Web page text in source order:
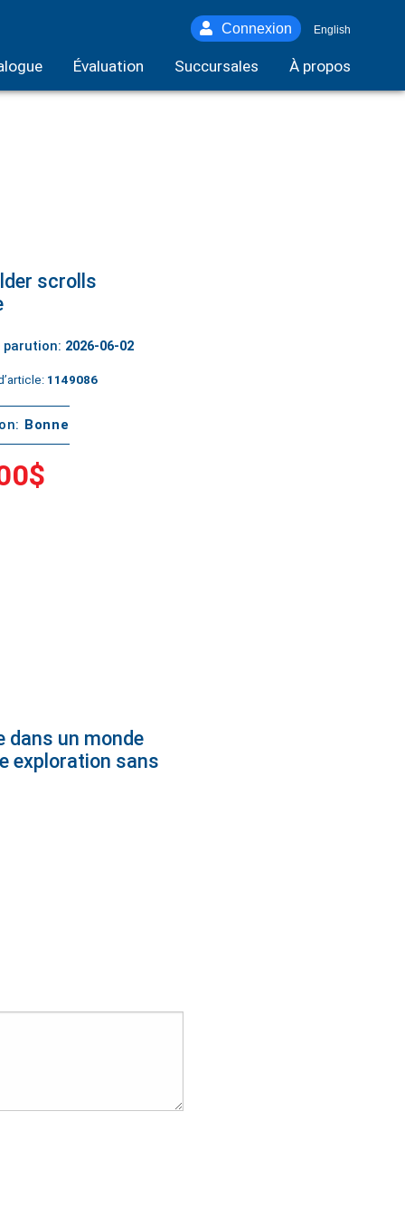
Connexion English
Évaluation Succursales À propos
scrolls
parution: 2026-06-02
1149086
Bonne
dans un monde
exploration sans